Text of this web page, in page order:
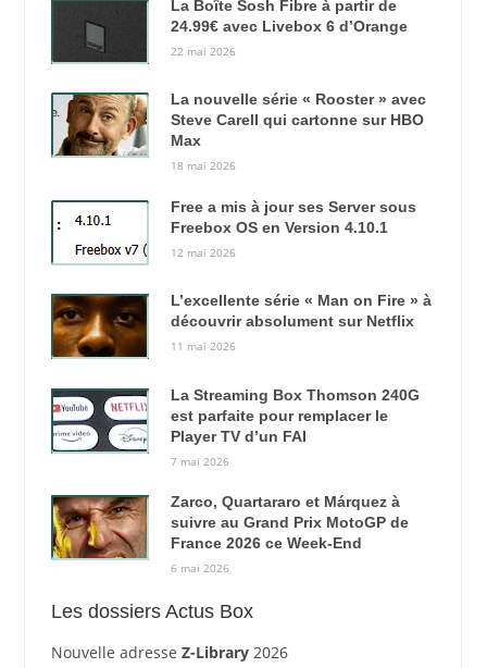
La Boîte Sosh Fibre à partir de
24.99€ avec Livebox 6 d’Orange
22 mai 2026
La nouvelle série « Rooster » avec
Steve Carell qui cartonne sur HBO
Max
18 mai 2026
Free a mis à jour ses Server sous
Freebox OS en Version 4.10.1
12 mai 2026
L’excellente série « Man on Fire » à
découvrir absolument sur Netflix
11 mai 2026
La Streaming Box Thomson 240G
est parfaite pour remplacer le
Player TV d’un FAI
7 mai 2026
Zarco, Quartararo et Márquez à
suivre au Grand Prix MotoGP de
France 2026 ce Week-End
6 mai 2026
Les dossiers Actus Box
Nouvelle adresse Z-Library2026